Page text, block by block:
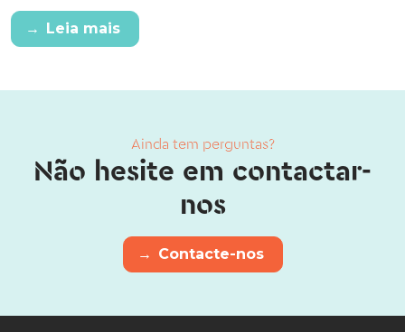
→ Leia mais
Ainda tem perguntas?
Não hesite em contactar-
nos
→ Contacte-nos